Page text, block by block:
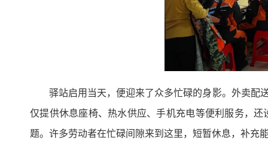
驿站启用当天，便迎来了众多忙碌的身影。外卖配
仅提供休息座椅、热水供应、手机充电等便利服务，
题。许多劳动者在忙碌间隙来到这里，短暂休息，补充